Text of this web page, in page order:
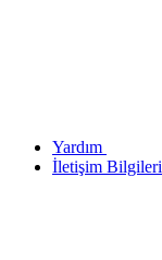
Yardım
İletişim Bilgileri